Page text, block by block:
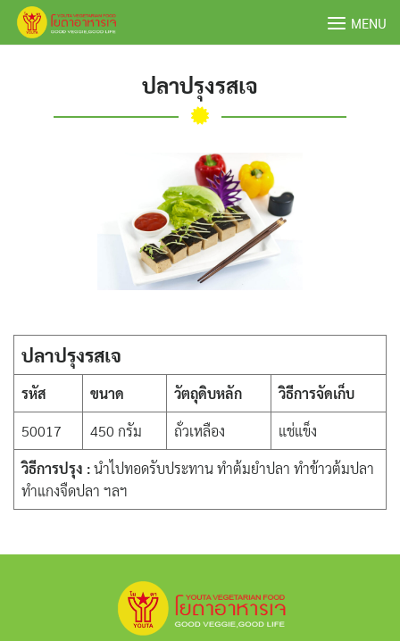
Skip
MENU
ปลาปรุงรสเจ
ปลาปรุงรสเจ
รหัส ขนาด วัตถุดิบหลัก
วิธีการจัดเก็บ
50017
450 กรัม ถั่วเหลือง
แช่แข็ง
วิธีการปรุง :นำไปทอดรับประทาน ทำต้มยำปลา ทำข้าวต้มปลา
ทำแกงจืดปลา ฯลฯ